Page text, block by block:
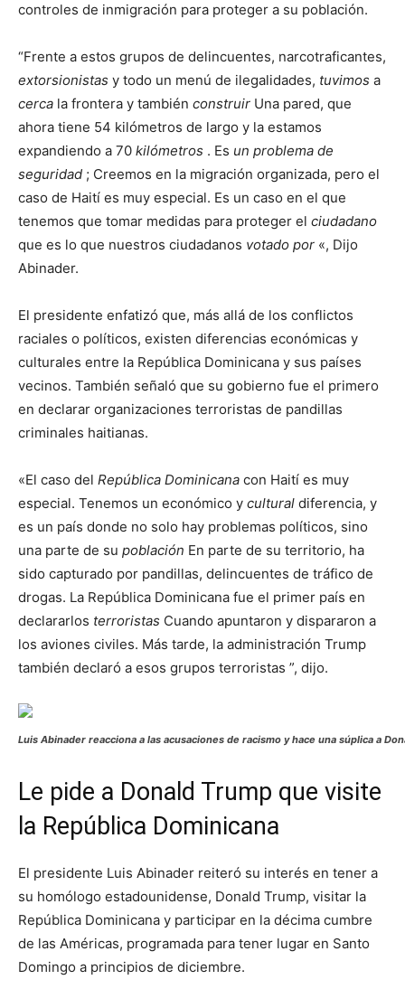
controles de inmigración para proteger a su población.
“Frente a estos grupos de delincuentes, narcotraficantes,
extorsionistas y todo un menú de ilegalidades, tuvimos a
cerca la frontera y también construir Una pared, que
ahora tiene 54 kilómetros de largo y la estamos
expandiendo a 70 kilómetros . Es un problema de
seguridad ; Creemos en la migración organizada, pero el
caso de Haití es muy especial. Es un caso en el que
tenemos que tomar medidas para proteger el ciudadano
que es lo que nuestros ciudadanos votado por «, Dijo
Abinader.
El presidente enfatizó que, más allá de los conflictos
raciales o políticos, existen diferencias económicas y
culturales entre la República Dominicana y sus países
vecinos. También señaló que su gobierno fue el primero
en declarar organizaciones terroristas de pandillas
criminales haitianas.
«El caso del República Dominicana con Haití es muy
especial. Tenemos un económico y cultural diferencia, y
es un país donde no solo hay problemas políticos, sino
una parte de su población En parte de su territorio, ha
sido capturado por pandillas, delincuentes de tráfico de
drogas. La República Dominicana fue el primer país en
declararlos terroristas Cuando apuntaron y dispararon a
los aviones civiles. Más tarde, la administración Trump
también declaró a esos grupos terroristas ”, dijo.
Luis Abinader reacciona a las acusaciones de racismo y hace una súplica a
Le pide a Donald Trump que visite
la República Dominicana
El presidente Luis Abinader reiteró su interés en tener a
su homólogo estadounidense, Donald Trump, visitar la
República Dominicana y participar en la décima cumbre
de las Américas, programada para tener lugar en Santo
Domingo a principios de diciembre.